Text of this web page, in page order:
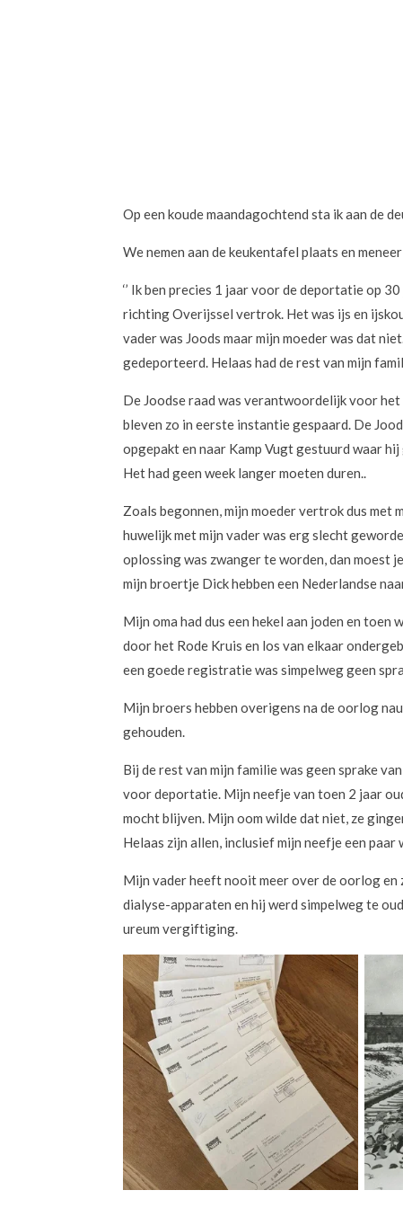
Op een koude maandagochtend sta ik aan de
We nemen aan de keukentafel plaats en
‘’ Ik ben precies 1 jaar voor de deportatie op
richting Overijssel vertrok. Het was ijs en
vader was Joods maar mijn moeder was dat
gedeporteerd. Helaas had de rest van mijn
De Joodse raad was verantwoordelijk voor het
bleven zo in eerste instantie gespaard. De
opgepakt en naar Kamp Vugt gestuurd waar
Het had geen week langer moeten duren..
Zoals begonnen, mijn moeder vertrok dus met
huwelijk met mijn vader was erg slecht
oplossing was zwanger te worden, dan moest
mijn broertje Dick hebben een Nederlandse
Mijn oma had dus een hekel aan joden en
door het Rode Kruis en los van elkaar
een goede registratie was simpelweg geen
Mijn broers hebben overigens na de oorlog
gehouden.
Bij de rest van mijn familie was geen sprake
voor deportatie. Mijn neefje van toen 2 jaar
mocht blijven. Mijn oom wilde dat niet, ze
Helaas zijn allen, inclusief mijn neefje een
Mijn vader heeft nooit meer over de oorlog
dialyse-apparaten en hij werd simpelweg te
ureum vergiftiging.